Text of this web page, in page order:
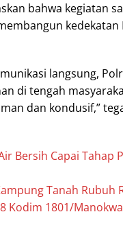
bahwa kegiatan
kedekatan
langsung,
di tengah
dan kondusif,”
Bersih Capai Tahap
Tanah Rubuh
Kodim 1801/